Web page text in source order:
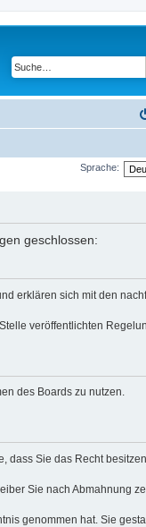
Sprache:
geschlossen:
erklären sich mit den
veröffentlichten
des Boards zu nutzen.
dass Sie das Recht
Sie nach Abmahnung
genommen hat. Sie